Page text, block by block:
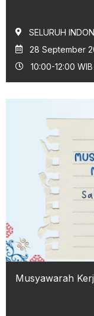
SELURUH
28 September
10:00-12:00 WIB
Musyawarah